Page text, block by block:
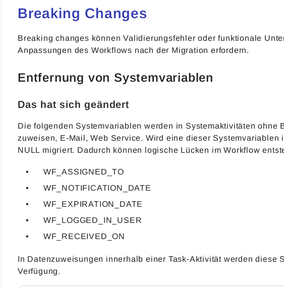
Breaking Changes
Breaking changes können Validierungsfehler oder funktionale
Anpassungen des Workflows nach der Migration erfordern.
Entfernung von Systemvariablen
Das hat sich geändert
Die folgenden Systemvariablen werden in Systemaktivitäten ohne
zuweisen, E-Mail, Web Service. Wird eine dieser
NULL migriert. Dadurch können logische Lücken im Workflow
WF_ASSIGNED_TO
WF_NOTIFICATION_DATE
WF_EXPIRATION_DATE
WF_LOGGED_IN_USER
WF_RECEIVED_ON
In Datenzuweisungen innerhalb einer Task-Aktivität werden diese
Verfügung.